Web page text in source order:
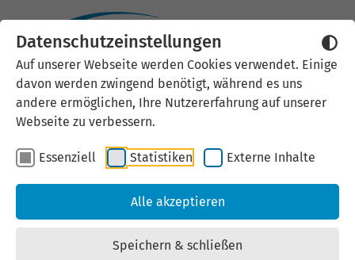
Datenschutzeinstellungen
Auf unserer Webseite werden Cookies verwendet. Einige
davon werden zwingend benötigt, während es uns
andere ermöglichen, Ihre Nutzererfahrung auf unserer
Webseite zu verbessern.
Essenziell Statistiken Externe Inhalte
Alle akzeptieren
Speichern & schließen
Externen Inhalt laden
Wir verwenden auf unserer
Website externe Inhalte, um Ihnen
zusätzliche Informationen
anzubieten. Einige externe Inhalte
(z.B. Google Maps, Youtube)
können persönliche Daten (z.B. IP-
Mit der Bestätigung erklären Sie